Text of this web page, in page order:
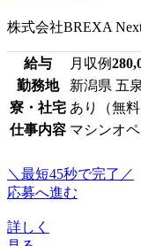
株式会社BREXA
給与 月収例
勤務地
新潟県 五
寮・社宅 あり（無料
仕事内容 マシンオ
＼最短45秒で完了／
応募へ進む
詳しく